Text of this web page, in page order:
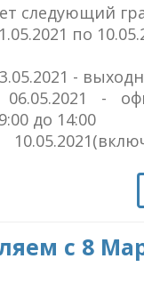
следующий
по
-
06.05.2021 -
до 14:00
с 8